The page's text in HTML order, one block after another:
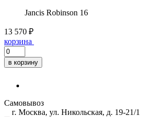
Jancis Robinson 16
13 570 ₽
корзина
в корзину
Самовывоз
г. Москва, ул. Никольская, д. 19-21/1